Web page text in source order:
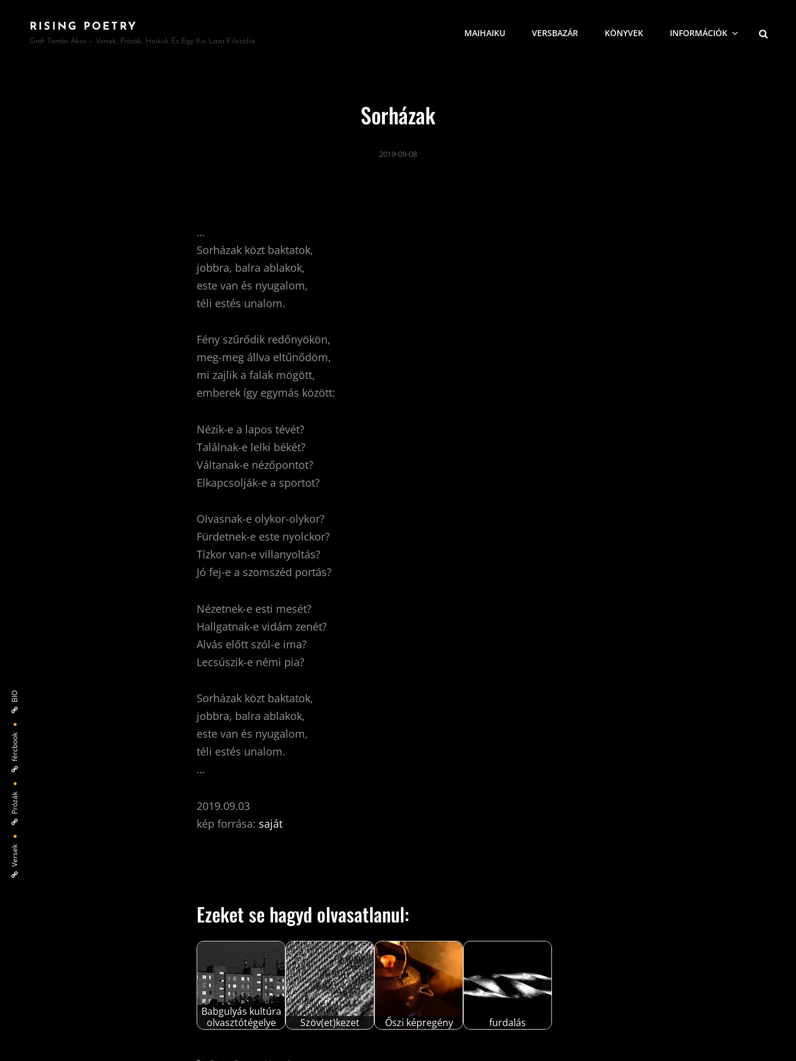
RISING POETRY
Gróf Tamás Ákos – Versek, Prózák, Haikuk És Egy Kis Laza Filozófia
MAIHAIKU VERSBAZÁR KÖNYVEK INFORMÁCIÓK
Versek
Prózák
fércbook
BIO
Sorházak
2019-09-08
…
Sorházak közt baktatok,
jobbra, balra ablakok,
este van és nyugalom,
téli estés unalom.
Fény szűrődik redőnyökön,
meg-meg állva eltűnődöm,
mi zajlik a falak mögött,
emberek így egymás között:
Nézik-e a lapos tévét?
Találnak-e lelki békét?
Váltanak-e nézőpontot?
Elkapcsolják-e a sportot?
Olvasnak-e olykor-olykor?
Fürdetnek-e este nyolckor?
Tízkor van-e villanyoltás?
Jó fej-e a szomszéd portás?
Nézetnek-e esti mesét?
Hallgatnak-e vidám zenét?
Alvás előtt szól-e ima?
Lecsúszik-e némi pia?
Sorházak közt baktatok,
jobbra, balra ablakok,
este van és nyugalom,
téli estés unalom.
…
2019.09.03
kép forrása: saját
Ezeket se hagyd olvasatlanul:
Babgulyás kultúra
olvasztótégelye
Szöv(et)kezet Őszi képregény furdalás